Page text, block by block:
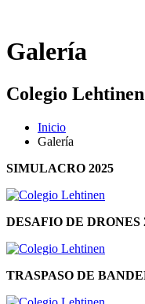
Galería
Colegio Lehtinen
Inicio
Galería
SIMULACRO 2025
DESAFIO DE DRONES
TRASPASO DE